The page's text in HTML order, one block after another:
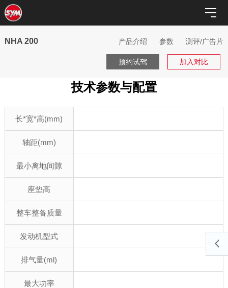
NHA 200 产品介绍 参数 测评/广告片
预约试驾 加入对比
技术参数与配置
长*宽*高(mm)
轴距(mm)
最小离地间隙
座垫高
整车整备质量
发动机型式
排气量(ml)
最大功率